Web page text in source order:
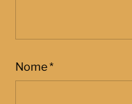
Nome*